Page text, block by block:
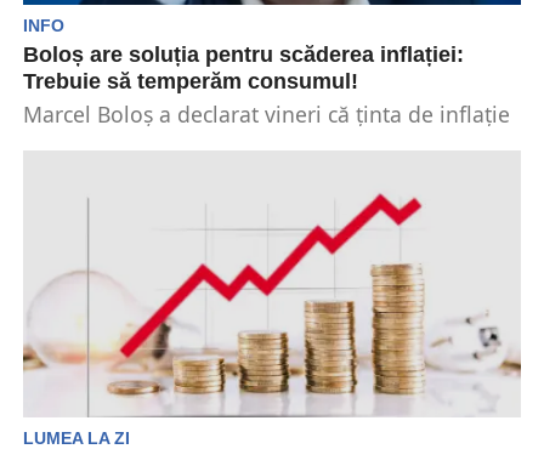
INFO
Boloș are soluția pentru scăderea inflației:
Trebuie să temperăm consumul!
Marcel Boloş a declarat vineri că ținta de inflaţie
LUMEA LA ZI